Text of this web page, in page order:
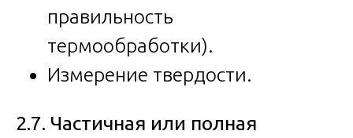
правильность
термообработки).
Измерение твердости.
2.7. Частичная или полная